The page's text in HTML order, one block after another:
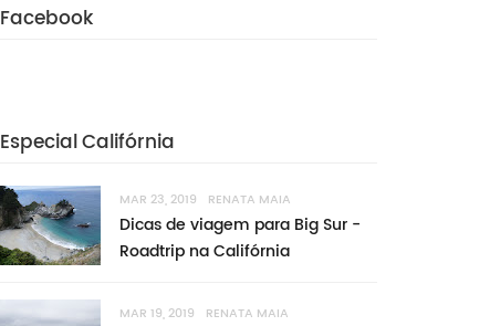
Facebook
Especial Califórnia
MAR 23, 2019 RENATA MAIA
Dicas de viagem para Big Sur -
Roadtrip na Califórnia
MAR 19, 2019 RENATA MAIA